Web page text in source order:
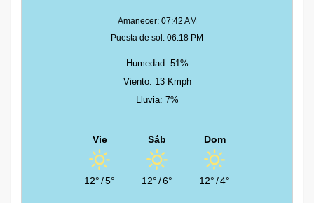
Amanecer: 07:42 AM
Puesta de sol: 06:18 PM
Humedad: 51%
Viento: 13 Kmph
Lluvia: 7%
Vie
12°/5°
Sáb
12°/6°
Dom
12°/4°